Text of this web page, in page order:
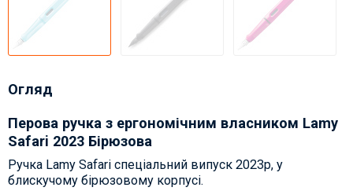
Огляд
Перова ручка з ергономічним власником Lamy
Safari 2023 Бірюзова
Ручка Lamy Safari спеціальний випуск 2023р, у
блискучому бірюзовому корпусі.